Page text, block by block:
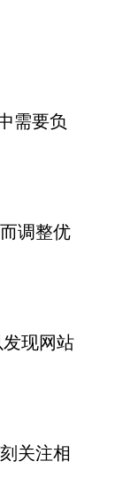
需要负
调整优
现网站
关注相